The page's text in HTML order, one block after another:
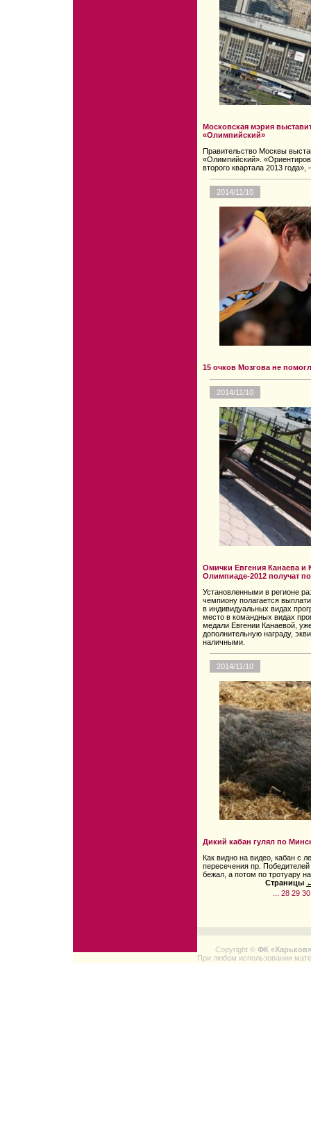
Московская мэрия
«Олимпийский»
Правительство Москвы
«Олимпийский».
второго квартала 2013
2014/11/10
15 очков Мозгова не
2014/11/10
Омички Евгения Канаева и
Олимпиаде-2012 получат
Установленными в регионе
чемпиону полагается
в индивидуальных видах
место в командных видах
медали Евгении Канаевой,
дополнительную награду,
наличными.
2014/11/10
Дикий кабан гулял по
Как видно на видео, кабан с
пересечения пр.
бежал, а потом по тротуару
Страницы
28 29 30
Copyright © ФК «Харьков»
При любом использовании